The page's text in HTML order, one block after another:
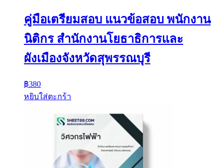
คู่มือเตรียมสอบ แนวข้อสอบ พนักงาน
นิติกร สํานักงานโยธาธิการและ
ผังเมืองจังหวัดสุพรรณบุรี
฿380
หยิบใส่ตะกร้า